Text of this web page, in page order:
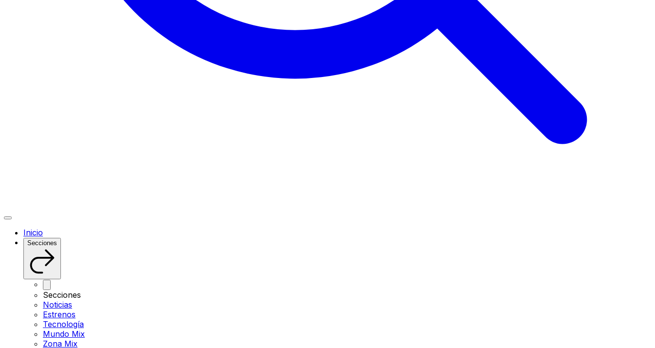
Inicio
Secciones
Secciones
Noticias
Estrenos
Tecnología
Mundo Mix
Zona Mix